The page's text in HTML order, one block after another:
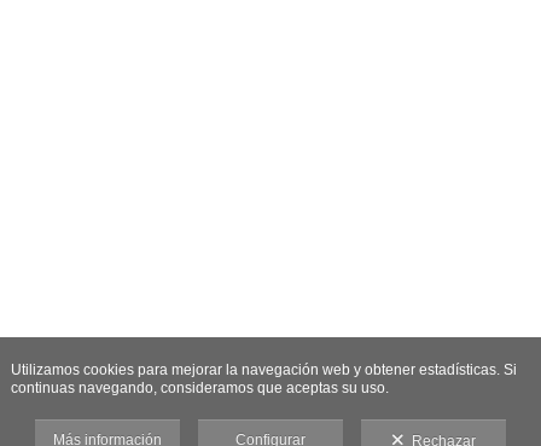
Utilizamos cookies para mejorar la navegación web y obtener estadísticas. Si
continuas navegando, consideramos que aceptas su uso.
Más información Configurar Rechazar